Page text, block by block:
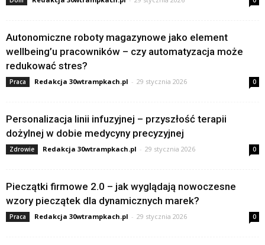
Autonomiczne roboty magazynowe jako element
wellbeing’u pracowników – czy automatyzacja może
redukować stres?
Praca Redakcja 30wtrampkach.pl - 29 stycznia 2026 0
Personalizacja linii infuzyjnej – przyszłość terapii
dożylnej w dobie medycyny precyzyjnej
Zdrowie Redakcja 30wtrampkach.pl - 29 stycznia 2026 0
Pieczątki firmowe 2.0 – jak wyglądają nowoczesne
wzory pieczątek dla dynamicznych marek?
Praca Redakcja 30wtrampkach.pl - 29 stycznia 2026 0